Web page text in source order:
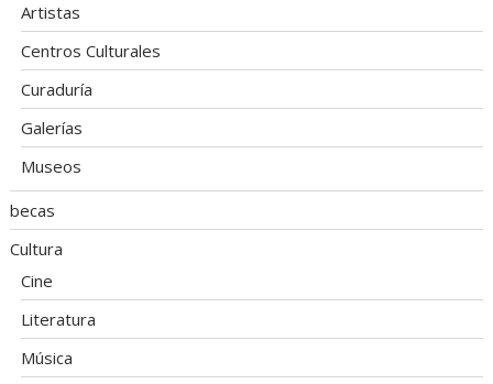
Artistas
Centros Culturales
Curaduría
Galerías
Museos
becas
Cultura
Cine
Literatura
Música